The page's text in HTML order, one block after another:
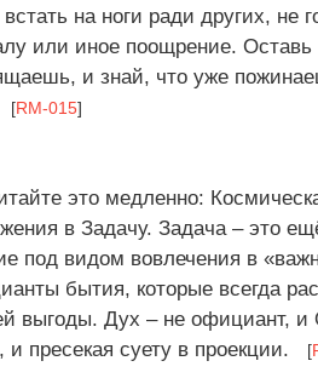
на ноги ради других, не
или иное поощрение.
и знай, что уже
[RM-015]
это медленно:
в Задачу. Задача – это
под видом вовлечения в
бытия, которые всегда
выгоды. Дух – не официант, и
и пресекая суету в проекции.
[